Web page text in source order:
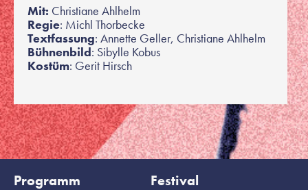
Mit: Christiane Ahlhelm
Regie: Michl Thorbecke
Textfassung: Annette Geller, Christiane Ahlhelm
Bühnenbild: Sibylle Kobus
Kostüm: Gerit Hirsch
Programm Festival